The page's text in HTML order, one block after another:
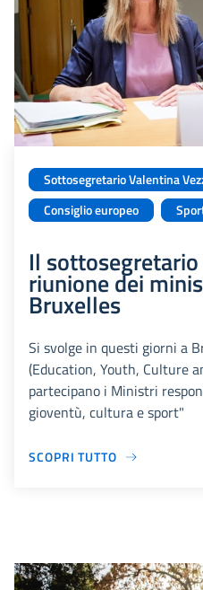
Sottosegretario Valentina
Consiglio europeo
Il
riunione dei
Bruxelles
Si svolge in questi giorni a
(Education, Youth, Culture
partecipano i Ministri
gioventù, cultura e sport"
SCOPRI TUTTO